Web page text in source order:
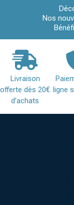
Nos
Livraison
offerte dès 20€
d’achats
ligne